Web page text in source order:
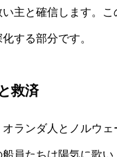
主と確信します。こ
する部分です。
救済
ランダ人とノルウェ